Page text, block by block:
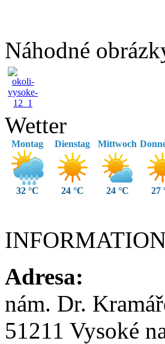
Náhodné
Wetter
Montag
32 °C
Dienstag
24 °C
Mittwoch
24 °C 27
Adresa:
nám. Dr.
51211 Vysoké